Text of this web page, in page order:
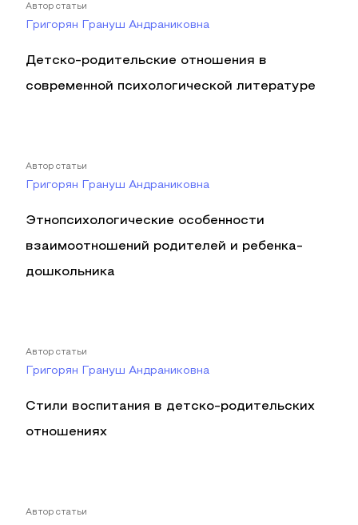
Автор статьи
Григорян Грануш Андраниковна
Детско-родительские отношения в
современной психологической литературе
Автор статьи
Григорян Грануш Андраниковна
Этнопсихологические особенности
взаимоотношений родителей и ребенка-
дошкольника
Автор статьи
Григорян Грануш Андраниковна
Стили воспитания в детско-родительских
отношениях
Автор статьи